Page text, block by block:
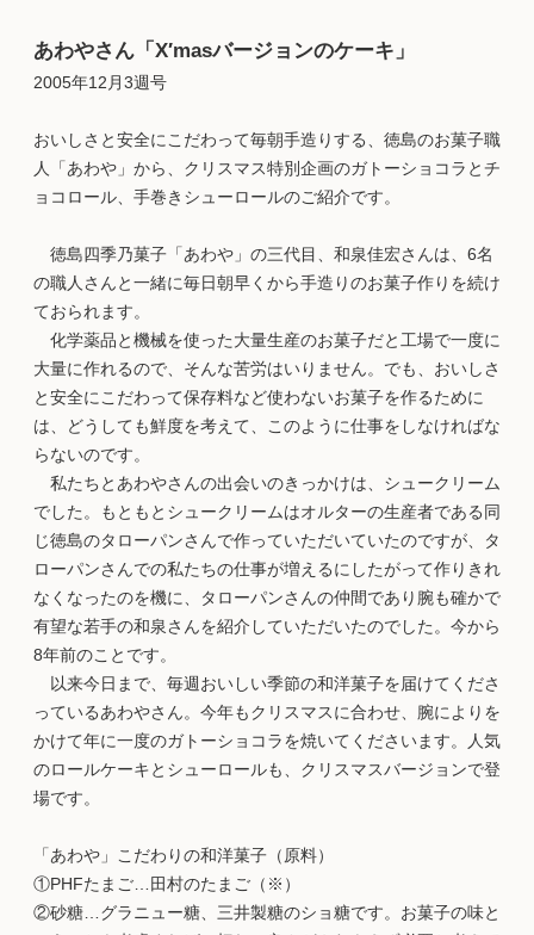
あわやさん「X′masバージョンのケーキ」
2005年12月3週号
おいしさと安全にこだわって毎朝手造りする、徳島のお菓子職
人「あわや」から、クリスマス特別企画のガトーショコラとチ
ョコロール、手巻きシューロールのご紹介です。
徳島四季乃菓子「あわや」の三代目、和泉佳宏さんは、6名
の職人さんと一緒に毎日朝早くから手造りのお菓子作りを続け
ておられます。
化学薬品と機械を使った大量生産のお菓子だと工場で一度に
大量に作れるので、そんな苦労はいりません。でも、おいしさ
と安全にこだわって保存料など使わないお菓子を作るために
は、どうしても鮮度を考えて、このように仕事をしなければな
らないのです。
私たちとあわやさんの出会いのきっかけは、シュークリーム
でした。もともとシュークリームはオルターの生産者である同
じ徳島のタローパンさんで作っていただいていたのですが、タ
ローパンさんでの私たちの仕事が増えるにしたがって作りきれ
なくなったのを機に、タローパンさんの仲間であり腕も確かで
有望な若手の和泉さんを紹介していただいたのでした。今から
8年前のことです。
以来今日まで、毎週おいしい季節の和洋菓子を届けてくださ
っているあわやさん。今年もクリスマスに合わせ、腕によりを
かけて年に一度のガトーショコラを焼いてくださいます。人気
のロールケーキとシューロールも、クリスマスバージョンで登
場です。
「あわや」こだわりの和洋菓子（原料）
①PHFたまご…田村のたまご（※）
②砂糖…グラニュー糖、三井製糖のショ糖です。お菓子の味と